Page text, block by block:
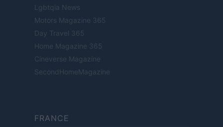
Lgbtqia News
Motors Magazine 365
Day Travel 365
Home Magazine 365
Cineverse Magazine
SecondHomeMagazine
FRANCE